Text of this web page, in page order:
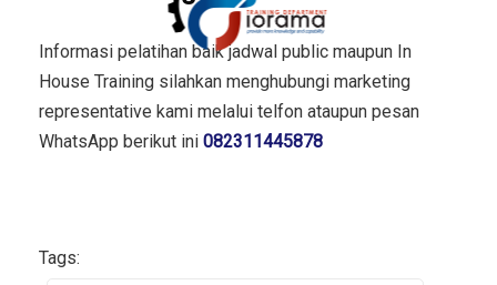
Informasi pelatihan baik jadwal public maupun In
House Training silahkan menghubungi marketing
representative kami melalui telfon ataupun pesan
WhatsApp berikut ini 082311445878
Tags: